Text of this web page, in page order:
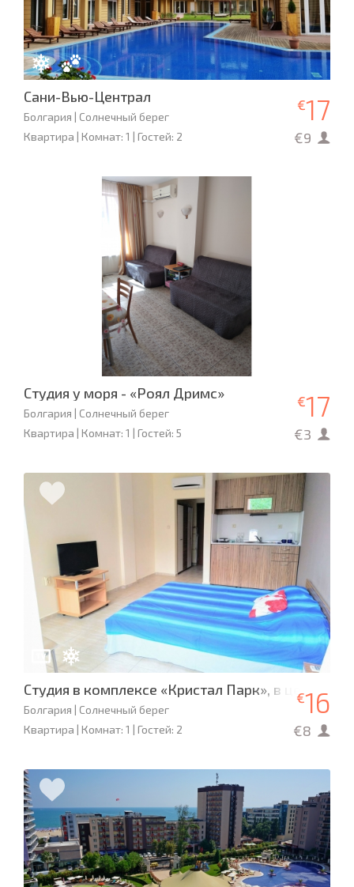
Сани-Вью-Централ
Болгария | Солнечный берег
Квартира | Комнат: 1 | Гостей: 2
€17
€9
Студия у моря - «Роял Дримс»
Болгария | Солнечный берег
Квартира | Комнат: 1 | Гостей: 5
€17
€3
Студия в комплексе «Кристал Парк», в центре
Болгария | Солнечный берег
Квартира | Комнат: 1 | Гостей: 2
€16
€8